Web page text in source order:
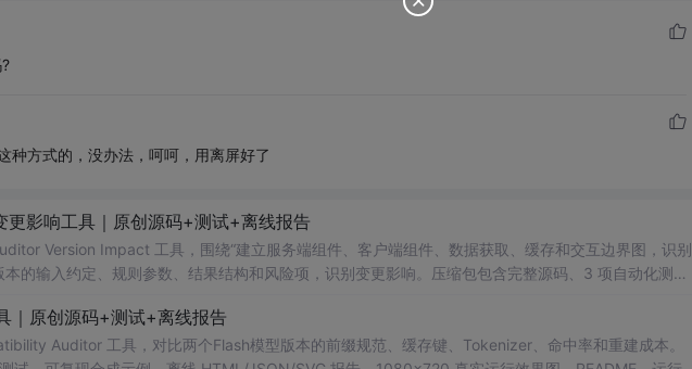
种方式的，没办法，呵呵，用离屏好了
影响工具｜原创源码+测试+离线报告
Version Impact 工具，围绕“建立服务端组件、客户端组件、数据获取、缓存和交互边界图，识别
的输入约定、规则参数、结果结构和风险项，识别变更影响。压缩包包含完整源码、3 项自动化测
，不包含热点产品或开源项目源码、Logo、官方截图、论文、生产日志或其他受限素材。
｜原创源码+测试+离线报告
Auditor 工具，对比两个Flash模型版本的前缀规范、缓存键、Tokenizer、命中率和重建成本。